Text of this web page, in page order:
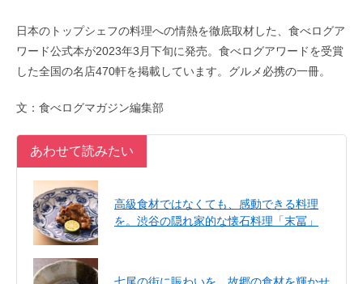
日本のトップシェフの料理への情熱を徹底取材した、食べログア
ワード公式本が2023年3月下旬に発売。食べログアワードを受賞
した全国の名店470軒を掲載しています。グルメ必携の一冊。
文：食べログマガジン編集部
あわせて読みたい
高級食材ではなくても、感動できる料理
を。渋谷の隠れ家的な懐石料理「末冨」